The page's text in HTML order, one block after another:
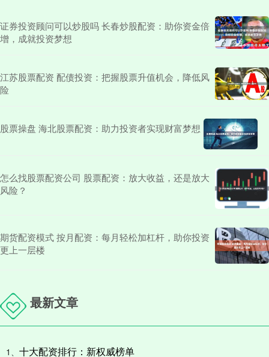
证券投资顾问可以炒股吗 长春炒股配资：助你资金倍
增，成就投资梦想
江苏股票配资 配债投资：把握股票升值机会，降低风
险
股票操盘 海北股票配资：助力投资者实现财富梦想
怎么找股票配资公司 股票配资：放大收益，还是放大
风险？
期货配资模式 按月配资：每月轻松加杠杆，助你投资
更上一层楼
最新文章
1、 十大配资排行：新权威榜单